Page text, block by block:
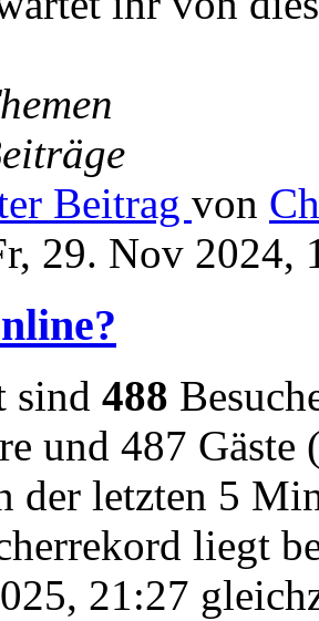
Beitrag von
29. Nov 2024,
sind 488
und 487 Gäste
der letzten 5
liegt
21:27